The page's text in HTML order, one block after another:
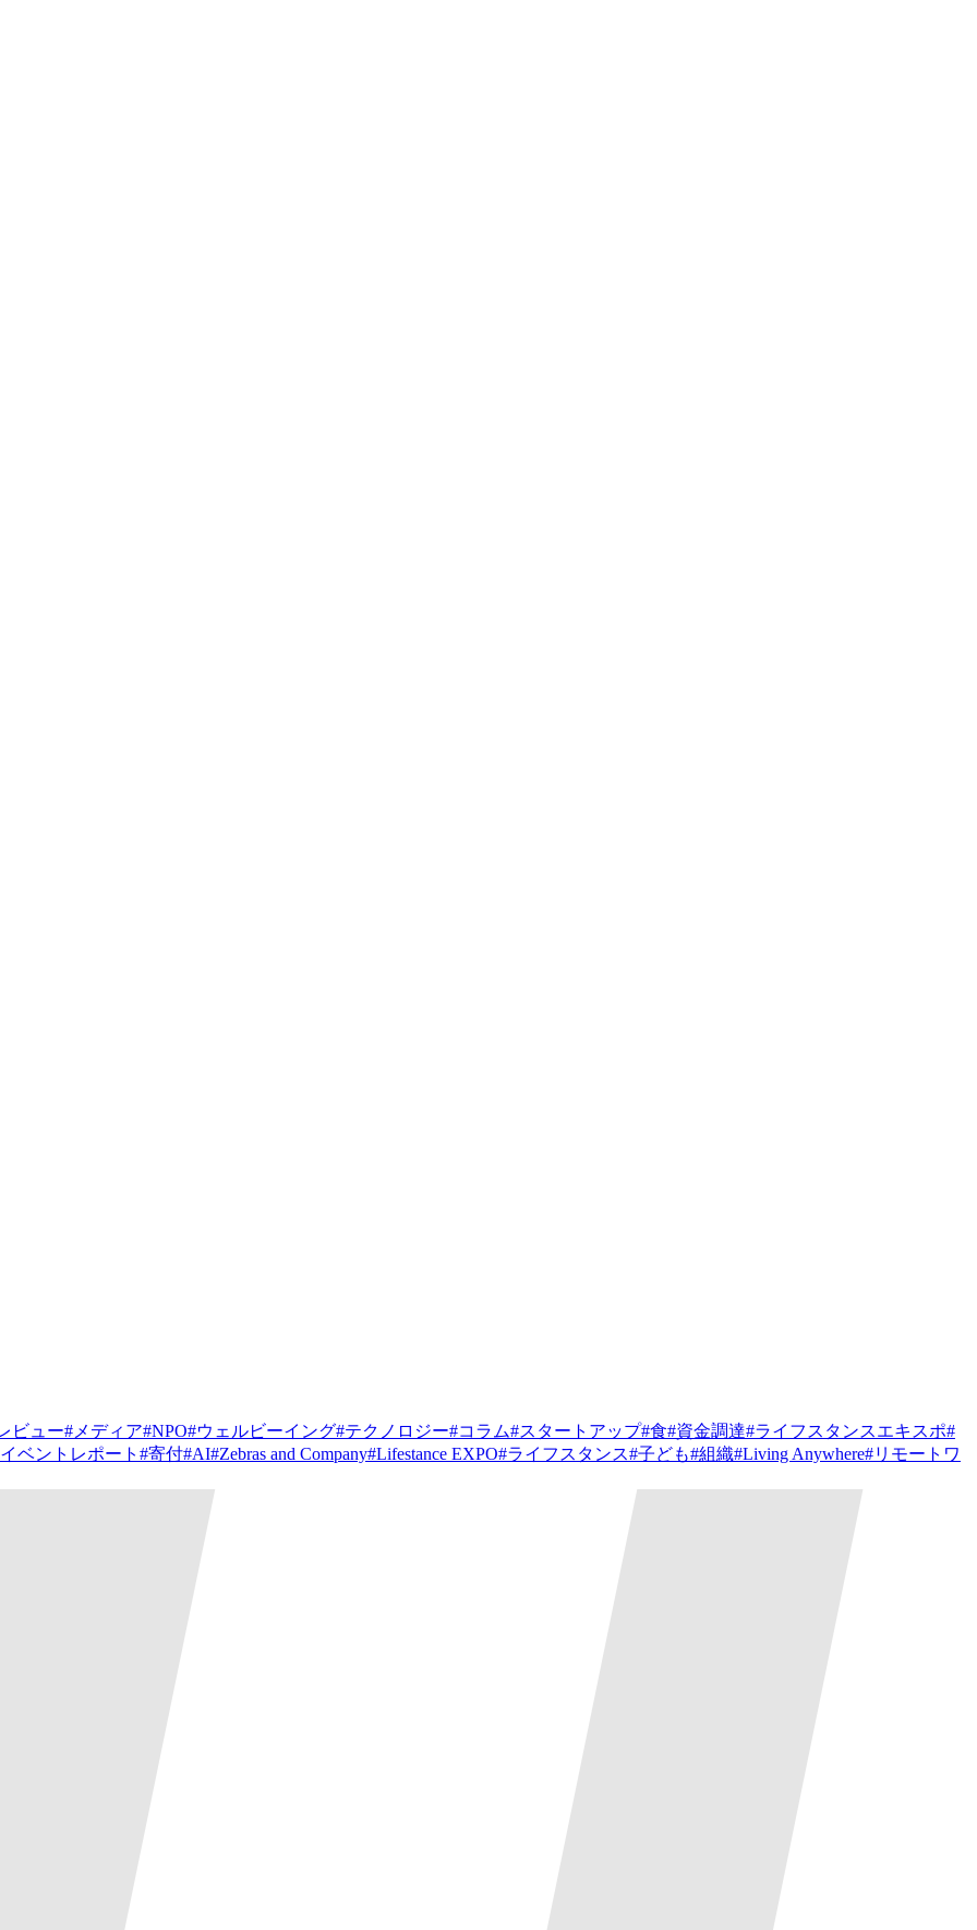
ビュー# メディア#NPO#ウェルビーイング#テクノロジー#コラム#スタートアップ#食#資金調達#ライフスタンスエキスポ#
イベントレポート #寄付#AI#Zebras and Company#Lifestance EXPO#ライフスタンス#子ども#組織#Living Anywhere#リモートワ